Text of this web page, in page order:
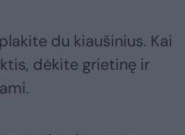
du kiaušinius. Kai
dėkite grietinę ir